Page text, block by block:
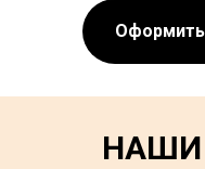
Оформить
НАШИ